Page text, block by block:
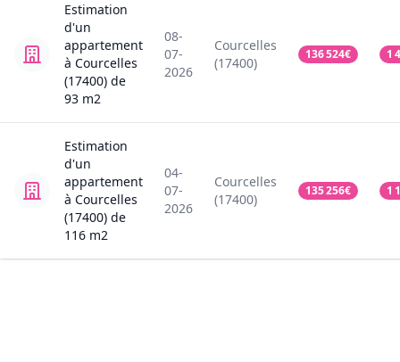
Estimation
d'un
appartement
à Courcelles
(17400) de
93 m2
08-
07-
2026
Courcelles
(17400)
136 524€ 1
Estimation
d'un
appartement
à Courcelles
(17400) de
116 m2
04-
07-
2026
Courcelles
(17400)
135 256€ 1